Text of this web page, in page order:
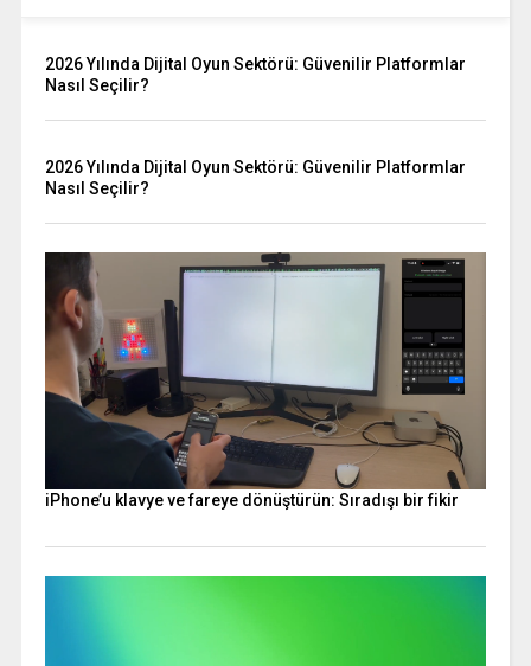
2026 Yılında Dijital Oyun Sektörü: Güvenilir Platformlar
Nasıl Seçilir?
2026 Yılında Dijital Oyun Sektörü: Güvenilir Platformlar
Nasıl Seçilir?
iPhone’u klavye ve fareye dönüştürün: Sıradışı bir fikir